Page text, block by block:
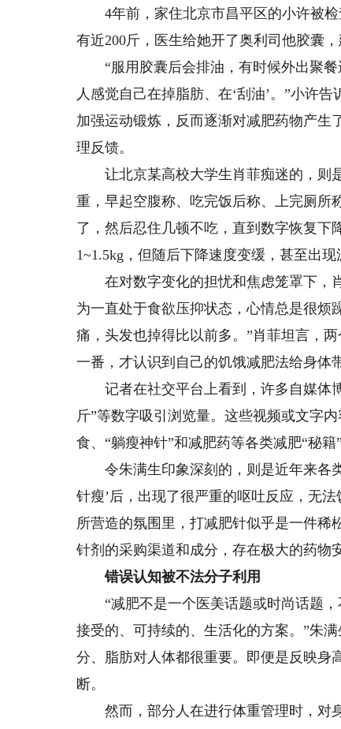
4年前，家住北京市昌平区的小许被检
有近200斤，医生给她开了奥利司他胶囊，
“服用胶囊后会排油，有时候外出聚餐
人感觉自己在掉脂肪、在‘刮油’。”小许
加强运动锻炼，反而逐渐对减肥药物产生
理反馈。
让北京某高校大学生肖菲痴迷的，则
重，早起空腹称、吃完饭后称、上完厕所
了，然后忍住几顿不吃，直到数字恢复下
1~1.5kg，但随后下降速度变缓，甚至出
在对数字变化的担忧和焦虑笼罩下，肖
为一直处于食欲压抑状态，心情总是很烦
痛，头发也掉得比以前多。”肖菲坦言，
一番，才认识到自己的饥饿减肥法给身体
记者在社交平台上看到，许多自媒体博
斤”等数字吸引浏览量。这些视频或文字
食、“躺瘦神针”和减肥药等各类减肥“秘
令朱满生印象深刻的，则是近年来各类
针瘦’后，出现了很严重的呕吐反应，无
所营造的氛围里，打减肥针似乎是一件稀
针剂的采购渠道和成分，存在极大的药物
错误认知被不法分子利用
“减肥不是一个医美话题或时尚话题，
接受的、可持续的、生活化的方案。”朱
分、脂肪对人体都很重要。即便是反映身
断。
然而，部分人在进行体重管理时，对